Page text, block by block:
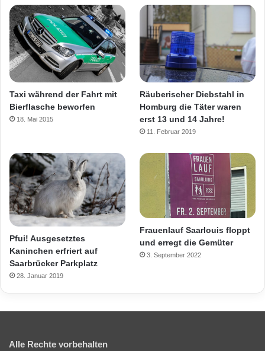
Taxi während der Fahrt mit
Bierflasche beworfen
18. Mai 2015
Räuberischer Diebstahl in
Homburg die Täter waren
erst 13 und 14 Jahre!
11. Februar 2019
Pfui! Ausgesetztes
Kaninchen erfriert auf
Saarbrücker Parkplatz
28. Januar 2019
Frauenlauf Saarlouis floppt
und erregt die Gemüter
3. September 2022
Alle Rechte vorbehalten